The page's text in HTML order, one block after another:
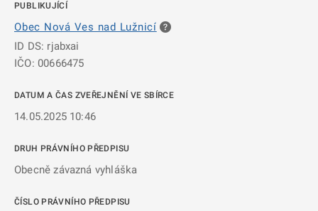
PUBLIKUJÍCÍ
Obec Nová Ves nad Lužnicí
ID DS: rjabxai
IČO: 00666475
DATUM A ČAS ZVEŘEJNĚNÍ VE SBÍRCE
14.05.2025 10:46
DRUH PRÁVNÍHO PŘEDPISU
Obecně závazná vyhláška
ČÍSLO PRÁVNÍHO PŘEDPISU